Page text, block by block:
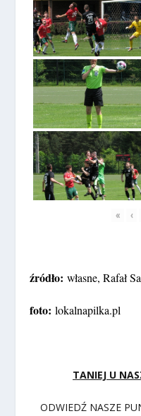
« ‹
źródło:własne, Rafał
foto:lokalnapilka.pl
TANIEJ U
ODWIEDŹ NASZE